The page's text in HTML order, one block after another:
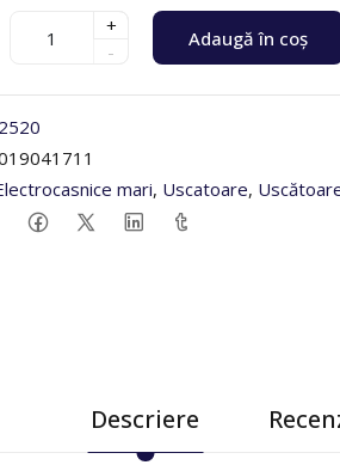
+
-
Adaugă în coș
mari, Uscatoare,
Descriere